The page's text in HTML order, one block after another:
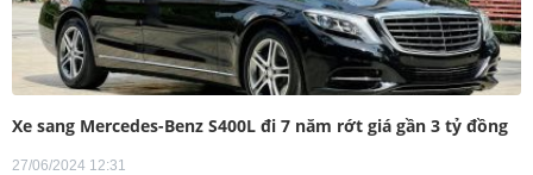
Xe sang Mercedes-Benz S400L đi 7 năm rớt giá gần 3 tỷ đồng
27/06/2024 12:31